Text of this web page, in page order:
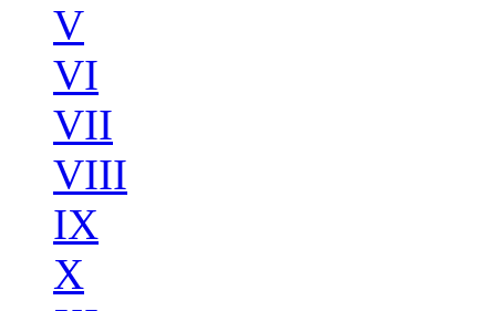
V
VI
VII
VIII
IX
X